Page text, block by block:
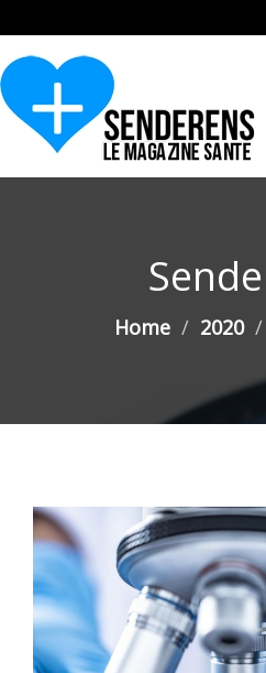
Home 2020